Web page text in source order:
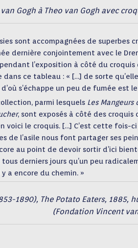
Gogh à Theo van Gogh avec
sont accompagnées de superbes
dernière conjointement avec le
l’exposition à côté du
dans ce tableau : « […] de sorte
s’échappe un peu de fumée est
parmi lesquels Les
, sont exposés à côté des croquis
voici le croquis. […] C’est cette fois-
de l’asile nous font partager ses
au point de devoir sortir d’ici
derniers jours qu’un peu
a encore du chemin. »
1890), The Potato Eaters, 1885,
(Fondation Vincent